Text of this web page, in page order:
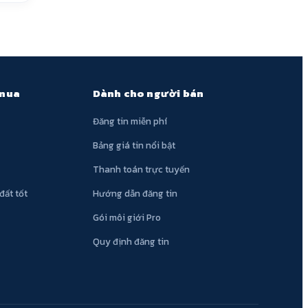
tốt
Dành cho người bán
Đăng tin miễn phí
Bảng giá tin nổi bật
Thanh toán trực tuyến
Hướng dẫn đăng tin
Gói môi giới Pro
Quy định đăng tin